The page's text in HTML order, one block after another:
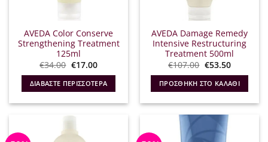
AVEDA Color Conserve
Strengthening Treatment
125ml
€34.00 Original
price
was:
€34.00.
€17.00Η
τιμή
είναι:
€17.00.
ΔΙΑΒΆΣΤΕ ΠΕΡΙΣΣΌΤΕΡΑ
AVEDA Damage Remedy
Intensive Restructuring
Treatment 500ml
€107.00 Original
price
was:
€107.00.
€53.50Η
τιμή
είναι:
€53.50.
ΠΡΟΣΘΉΚΗ ΣΤΟ ΚΑΛΆΘΙ